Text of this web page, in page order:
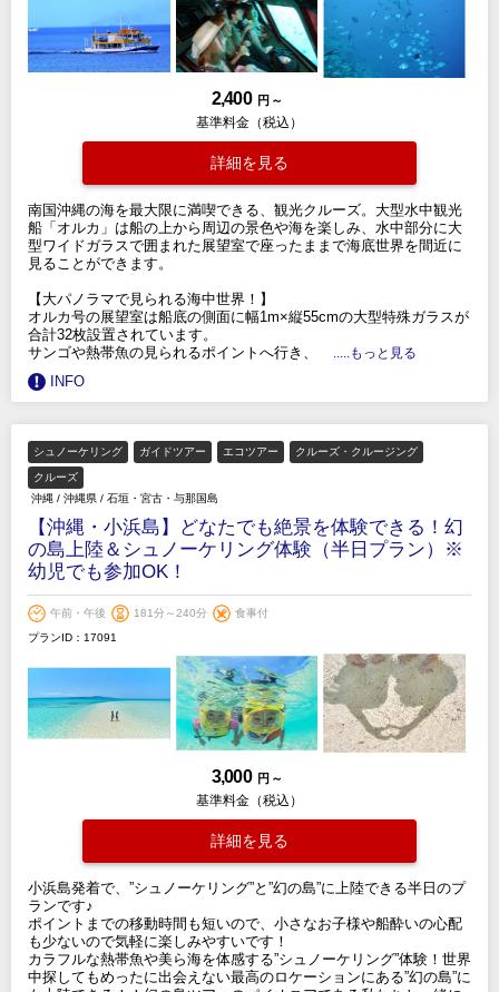
2,400 円 ～
基準料金（税込）
詳細を見る
南国沖縄の海を最大限に満喫できる、観光クルーズ。大型水中観光
船「オルカ」は船の上から周辺の景色や海を楽しみ、水中部分に大
型ワイドガラスで囲まれた展望室で座ったままで海底世界を間近に
見ることができます。
【大パノラマで見られる海中世界！】
オルカ号の展望室は船底の側面に幅1m×縦55cmの大型特殊ガラスが
合計32枚設置されています。
サンゴや熱帯魚の見られるポイントへ行き、
.....もっと見る
INFO
シュノーケリング ガイドツアー エコツアー クルーズ・クルージング
クルーズ
沖縄 / 沖縄県 / 石垣・宮古・与那国島
【沖縄・小浜島】どなたでも絶景を体験できる！幻
の島上陸＆シュノーケリング体験（半日プラン）※
幼児でも参加OK！
午前・午後 181分～240分
食事付
プランID：17091
3,000 円 ～
基準料金（税込）
詳細を見る
小浜島発着で、”シュノーケリング”と”幻の島”に上陸できる半日のプ
ランです♪
ポイントまでの移動時間も短いので、小さなお子様や船酔いの心配
も少ないので気軽に楽しみやすいです！
カラフルな熱帯魚や美ら海を体感する”シュノーケリング”体験！世界
中探してもめったに出会えない最高のロケーションにある”幻の島”に